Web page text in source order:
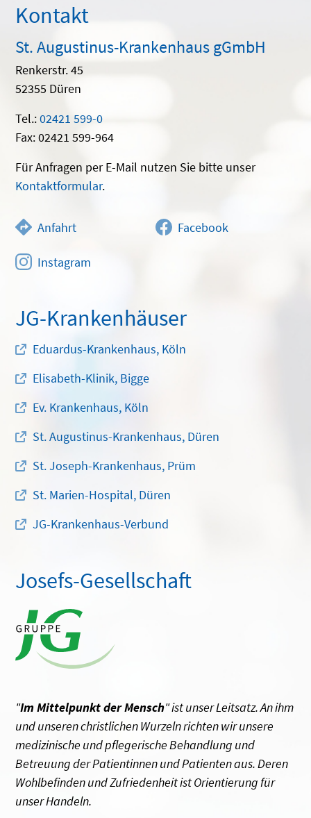
Kontakt
St. Augustinus-Krankenhaus gGmbH
Renkerstr. 45
52355 Düren
Tel.:02421 599-0
Fax: 02421 599-964
Für Anfragen per E-Mail nutzen Sie bitte unser
Kontaktformular.
Anfahrt Facebook
Instagram
JG-Krankenhäuser
Eduardus-Krankenhaus, Köln
Elisabeth-Klinik, Bigge
Ev. Krankenhaus, Köln
St. Augustinus-Krankenhaus, Düren
St. Joseph-Krankenhaus, Prüm
St. Marien-Hospital, Düren
JG-Krankenhaus-Verbund
Josefs-Gesellschaft
"Im Mittelpunkt der Mensch" ist unser Leitsatz. An ihm
und unseren christlichen Wurzeln richten wir unsere
medizinische und pflegerische Behandlung und
Betreuung der Patientinnen und Patienten aus. Deren
Wohlbefinden und Zufriedenheit ist Orientierung für
unser Handeln.